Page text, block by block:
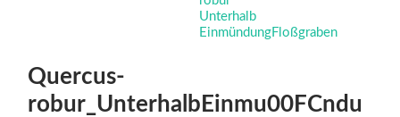
Quercus-
robur_UnterhalbEinmu00FCndu